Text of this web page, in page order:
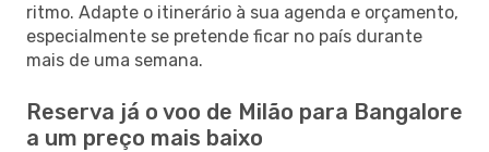
ritmo. Adapte o itinerário à sua agenda e orçamento,
especialmente se pretende ficar no país durante
mais de uma semana.
Reserva já o voo de Milão para Bangalore
a um preço mais baixo